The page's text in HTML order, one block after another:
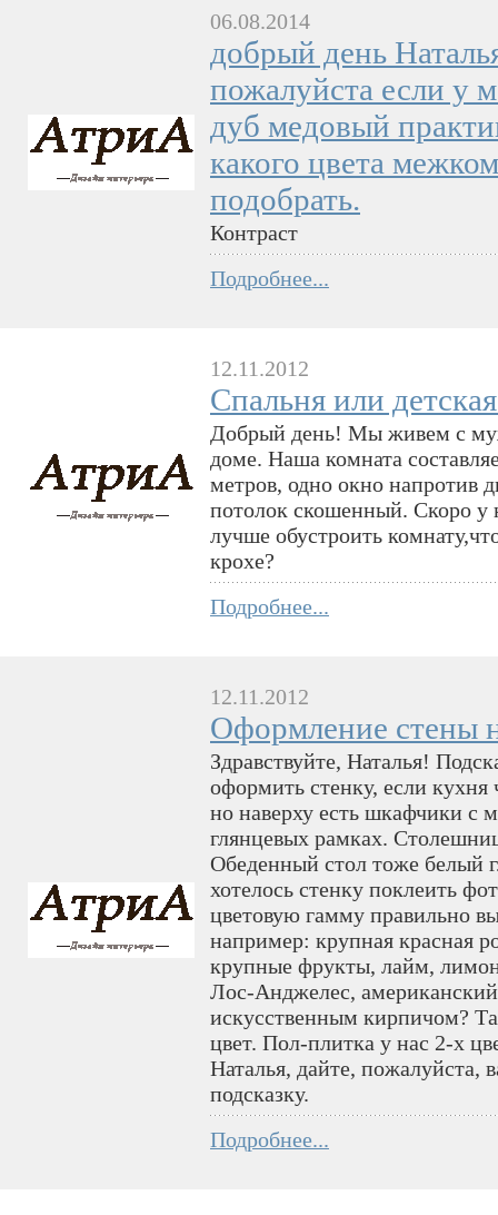
06.08.2014
добрый день
пожалуйста если у
дуб медовый
какого цвета
подобрать.
Контраст
Подробнее...
12.11.2012
Спальня или
Добрый день! Мы живем с
доме. Наша комната
метров, одно окно напротив
потолок скошенный. Скоро у
лучше обустроить
крохе?
Подробнее...
12.11.2012
Оформление стены
Здравствуйте, Наталья!
оформить стенку, если кухня
но наверху есть шкафчики с
глянцевых рамках.
Обеденный стол тоже белый
хотелось стенку поклеить
цветовую гамму правильно
например: крупная красная
крупные фрукты, лайм,
Лос-Анджелес,
искусственным кирпичом?
цвет. Пол-плитка у нас 2-х
Наталья, дайте, пожалуйста,
подсказку.
Подробнее...